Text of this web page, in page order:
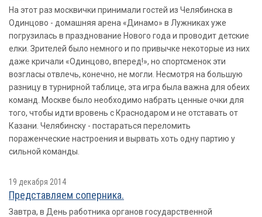
На этот раз москвички принимали гостей из Челябинска в
Одинцово - домашняя арена «Динамо» в Лужниках уже
погрузилась в празднование Нового года и проводит детские
елки. Зрителей было немного и по привычке некоторые из них
даже кричали «Одинцово, вперед!», но спортсменок эти
возгласы отвлечь, конечно, не могли. Несмотря на большую
разницу в турнирной таблице, эта игра была важна для обеих
команд. Москве было необходимо набрать ценные очки для
того, чтобы идти вровень с Краснодаром и не отставать от
Казани. Челябинску - постараться переломить
пораженческие настроения и вырвать хоть одну партию у
сильной команды.
19 декабря 2014
Представляем соперника.
Завтра, в День работника органов государственной